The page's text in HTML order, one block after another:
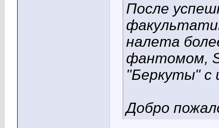
После
налета
фантомом,
"Беркуты" с
Добро